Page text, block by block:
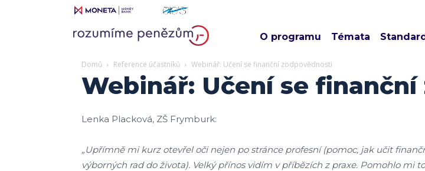
O programu Témata
Domů Reference účastníků Webinář: Učení se finanční zodpovědnosti
Webinář: Učení se
Lenka Placková, ZŠ Frymburk:
„Upřímně mi kurz otevřel oči nejen po stránce profesní (pomoc, jak učit
výborných rad do života). Velký přínos vidím v příbězích z praxe. Pomohlo